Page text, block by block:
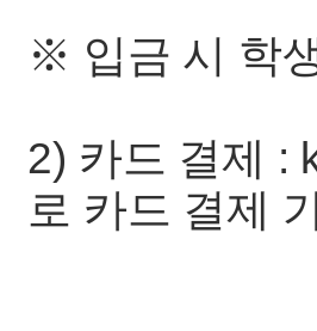
※ 입금 시 학
2) 카드 결제 :
로 카드 결제